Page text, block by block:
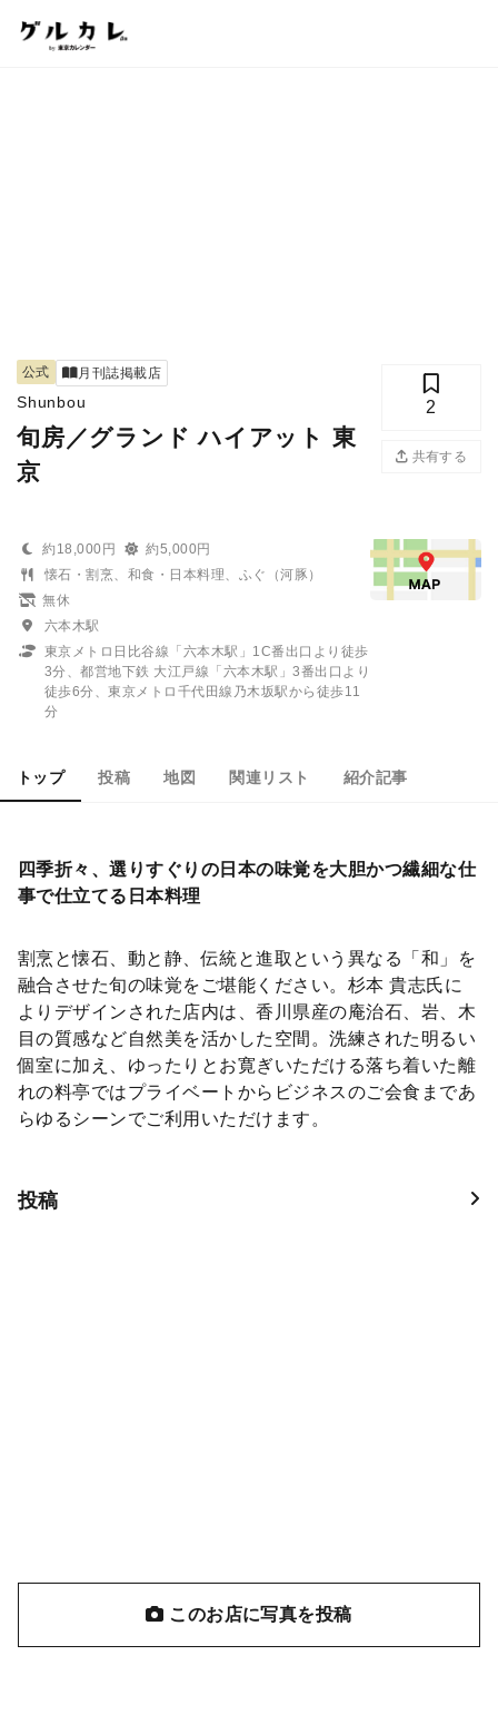
公式 月刊誌掲載店
Shunbou
旬房／グランド ハイアット 東
京
2
共有する
約18,000円
約5,000円
懐石・割烹、和食・日本料理、ふぐ（河豚）
無休
六本木駅
東京メトロ日比谷線「六本木駅」1C番出口より徒歩
3分、都営地下鉄 大江戸線「六本木駅」3番出口より
徒歩6分、東京メトロ千代田線乃木坂駅から徒歩11
分
トップ 投稿 地図 関連リスト 紹介記事
四季折々、選りすぐりの日本の味覚を大胆かつ繊細な仕
事で仕立てる日本料理
割烹と懐石、動と静、伝統と進取という異なる「和」を
融合させた旬の味覚をご堪能ください。杉本 貴志氏に
よりデザインされた店内は、香川県産の庵治石、岩、木
目の質感など自然美を活かした空間。洗練された明るい
個室に加え、ゆったりとお寛ぎいただける落ち着いた離
れの料亭ではプライベートからビジネスのご会食まであ
らゆるシーンでご利用いただけます。
投稿
このお店に写真を投稿